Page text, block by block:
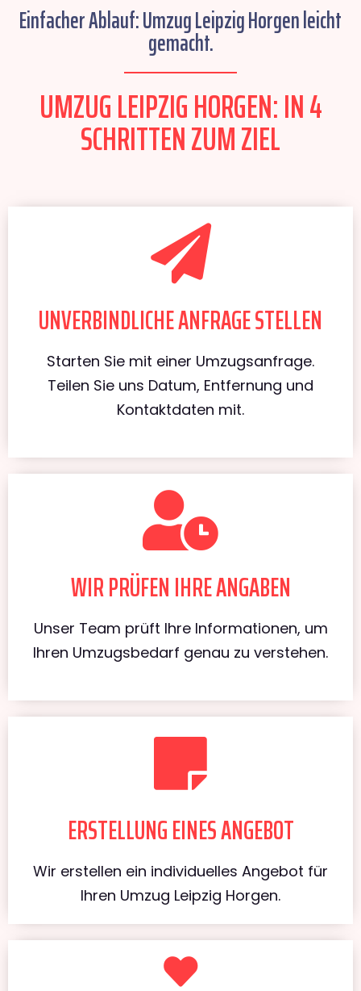
Einfacher Ablauf: Umzug Leipzig Horgen leicht
gemacht.
UMZUG LEIPZIG HORGEN: IN 4
SCHRITTEN ZUM ZIEL
UNVERBINDLICHE ANFRAGE STELLEN
Starten Sie mit einer Umzugsanfrage.
Teilen Sie uns Datum, Entfernung und
Kontaktdaten mit.
WIR PRÜFEN IHRE ANGABEN
Unser Team prüft Ihre Informationen, um
Ihren Umzugsbedarf genau zu verstehen.
ERSTELLUNG EINES ANGEBOT
Wir erstellen ein individuelles Angebot für
Ihren Umzug Leipzig Horgen.